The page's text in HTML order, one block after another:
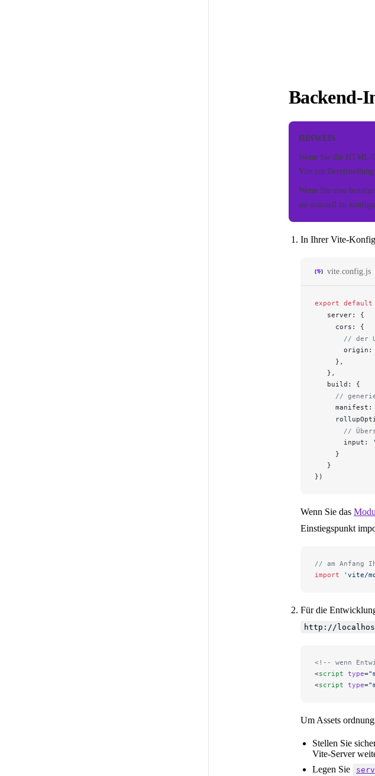
Backend-
HINWEIS
Wenn Sie die HTML-
Vite zur
Wenn Sie eine
sie manuell zu
In Ihrer Vite-
vite.config.js
export default
server: {
cors : {
// der
origin :
     },
   },
build : {
//
manifest :
//
input :
     }
   }
})
Wenn Sie das
Einstiegspunkt
// am Anfang
import 'vite/
Für die
http://
<!-- wenn
<script type=
<script type=
Um Assets
Stellen Sie
Vite-Server
Legen Sie